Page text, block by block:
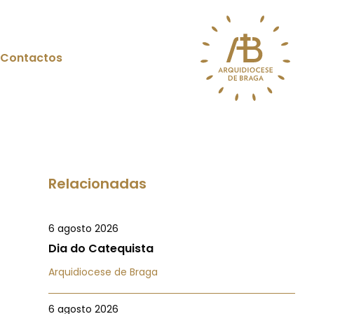
Contactos
Relacionadas
6 agosto 2026
Dia do Catequista
Arquidiocese de Braga
6 agosto 2026